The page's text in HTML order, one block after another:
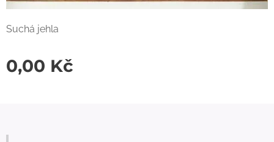
Suchá jehla
0,00 Kč